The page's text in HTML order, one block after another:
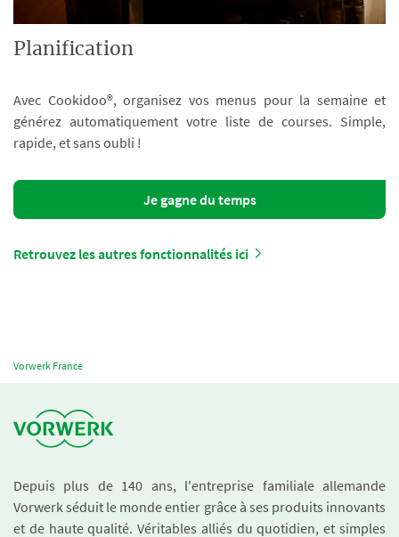
Planification
Avec Cookidoo®, organisez vos menus pour la semaine et
générez automatiquement votre liste de courses. Simple,
rapide, et sans oubli !
Je gagne du temps
Retrouvez les autres fonctionnalités ici
Vorwerk France
Depuis plus de 140 ans, l'entreprise familiale allemande
Vorwerk séduit le monde entier grâce à ses produits innovants
et de haute qualité. Véritables alliés du quotidien, et simples